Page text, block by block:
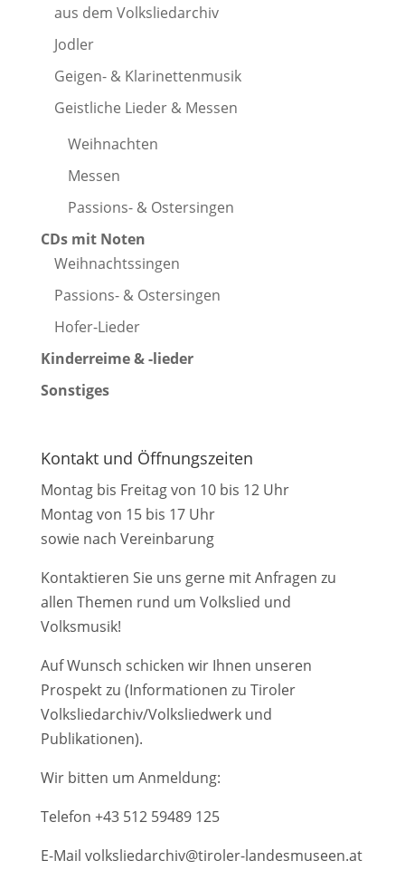
aus dem Volksliedarchiv
Jodler
Geigen- & Klarinettenmusik
Geistliche Lieder & Messen
Weihnachten
Messen
Passions- & Ostersingen
CDs mit Noten
Weihnachtssingen
Passions- & Ostersingen
Hofer-Lieder
Kinderreime & -lieder
Sonstiges
Kontakt und Öffnungszeiten
Montag bis Freitag von 10 bis 12 Uhr
Montag von 15 bis 17 Uhr
sowie nach Vereinbarung
Kontaktieren Sie uns gerne mit Anfragen zu
allen Themen rund um Volkslied und
Volksmusik!
Auf Wunsch schicken wir Ihnen unseren
Prospekt zu (Informationen zu Tiroler
Volksliedarchiv/Volksliedwerk und
Publikationen).
Wir bitten um Anmeldung:
Telefon +43 512 59489 125
E-Mail volksliedarchiv@tiroler-landesmuseen.at